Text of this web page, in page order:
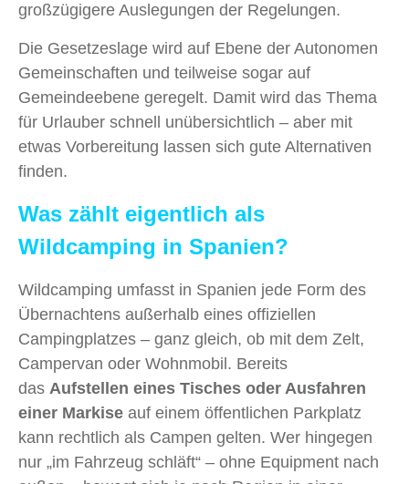
großzügigere Auslegungen der Regelungen.
Die Gesetzeslage wird auf Ebene der Autonomen
Gemeinschaften und teilweise sogar auf
Gemeindeebene geregelt. Damit wird das Thema
für Urlauber schnell unübersichtlich – aber mit
etwas Vorbereitung lassen sich gute Alternativen
finden.
Was zählt eigentlich als
Wildcamping in Spanien?
Wildcamping umfasst in Spanien jede Form des
Übernachtens außerhalb eines offiziellen
Campingplatzes – ganz gleich, ob mit dem Zelt,
Campervan oder Wohnmobil. Bereits
das Aufstellen eines Tisches oder Ausfahren
einer Markise auf einem öffentlichen Parkplatz
kann rechtlich als Campen gelten. Wer hingegen
nur „im Fahrzeug schläft“ – ohne Equipment nach